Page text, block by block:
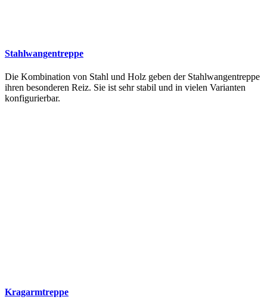
Stahlwangentreppe
Die Kombination von Stahl und Holz geben der Stahlwangentreppe
ihren besonderen Reiz. Sie ist sehr stabil und in vielen Varianten
konfigurierbar.
Kragarmtreppe